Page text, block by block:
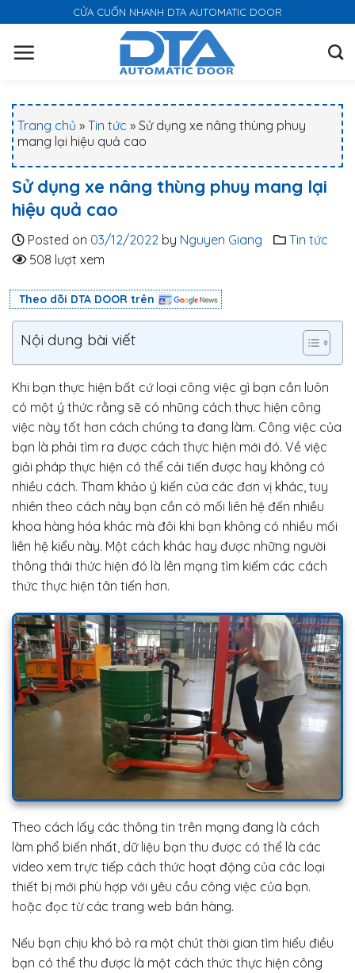
k
CỬA CUỐN NHANH DTA AUTOMATIC DOOR
Trang chủ » Tin tức » Sử dụng xe nâng thùng phuy
mang lại hiệu quả cao
Sử dụng xe nâng thùng phuy mang lại
hiệu quả cao
Posted on 03/12/2022 by Nguyen Giang
Tin tức
508 lượt xem
Theo dõi DTA DOOR trên
Nội dung bài viết
Khi bạn thực hiện bất cứ loại công việc gì bạn cần luôn
có một ý thức rằng sẽ có nhũng cách thực hiện công
việc này tốt hơn cách chúng ta đang làm. Công việc của
bạn là phải tìm ra được cách thực hiện mới đó. Về việc
giải pháp thực hiện có thể cải tiến được hay không có
nhiều cách. Tham khảo ý kiến của các đơn vị khác, tuy
nhiên theo cách này bạn cần có mối liên hệ đến nhiều
khoa hàng hóa khác mà đôi khi bạn không có nhiều mối
liên hệ kiểu này. Một cách khác hay được những người
thông thái thức hiện đó là lên mạng tìm kiếm các cách
thức thực hiện tân tiến hơn.
Theo cách lấy các thông tin trên mạng đang là cách
làm phổ biến nhất, dữ liệu bạn thu được có thể là các
video xem trực tiếp cách thức hoạt động của các loại
thiết bị mới phù hợp với yêu cầu công việc của bạn.
hoặc đọc từ các trang web bán hàng.
Nếu bạn chịu khó bỏ ra một chút thời gian tìm hiểu điều
bạn có thể thu được là một cách thức thực hiện công